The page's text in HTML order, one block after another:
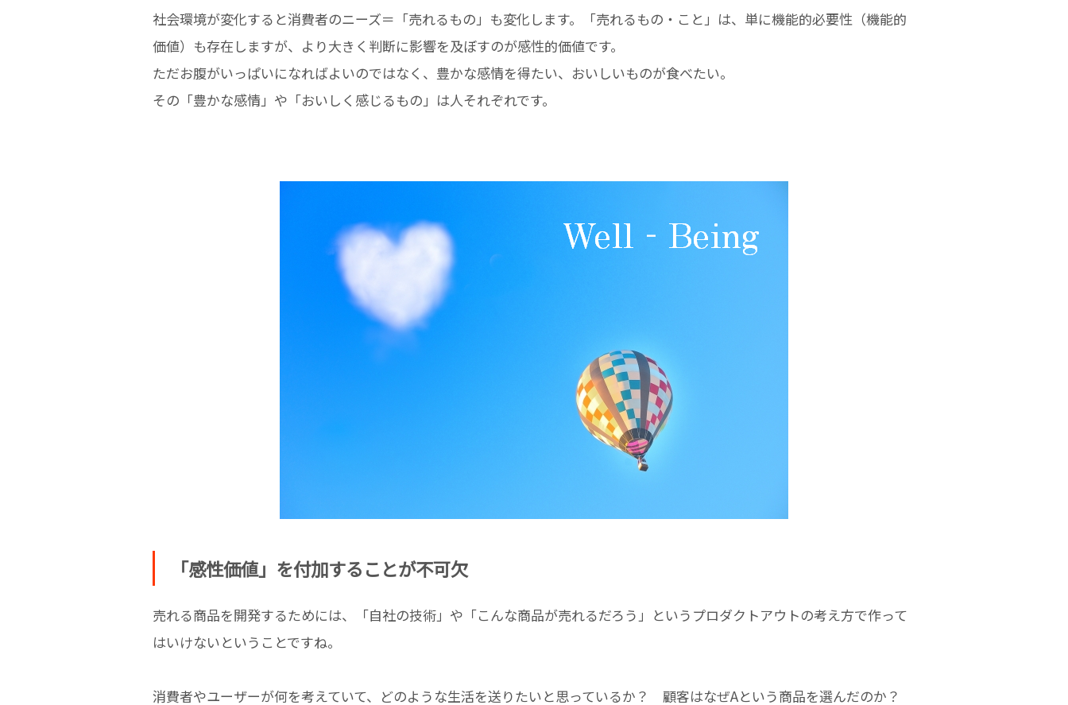
社会環境が変化すると消費者のニーズ＝「売れるもの」も変化します。「売れるもの・こと」は、単に機能的必要性（機能的
価値）も存在しますが、より大きく判断に影響を及ぼすのが感性的価値です。
ただお腹がいっぱいになればよいのではなく、豊かな感情を得たい、おいしいものが食べたい。
その「豊かな感情」や「おいしく感じるもの」は人それぞれです。
「感性価値」を付加することが不可欠
売れる商品を開発するためには、「自社の技術」や「こんな商品が売れるだろう」というプロダクトアウトの考え方で作って
はいけないということですね。
消費者やユーザーが何を考えていて、どのような生活を送りたいと思っているか？ 顧客はなぜAという商品を選んだのか？